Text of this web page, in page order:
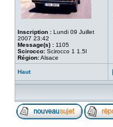
Inscription : Lundi 09 Juillet
2007 23:42
Message(s) : 1105
Scirocco: Scirocco 1 1.5l
Région:Alsace
Haut